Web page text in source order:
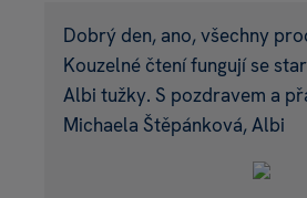
Dobrý den, ano, všechny
Kouzelné čtení fungují se
Albi tužky. S pozdravem a
Michaela Štěpánková, Albi